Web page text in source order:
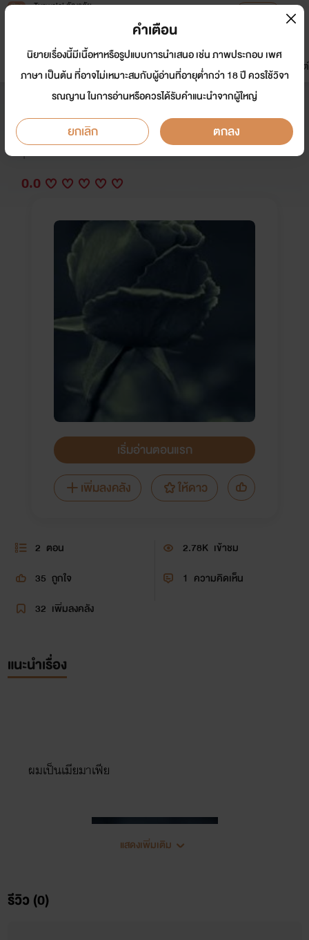
Tunwalai ธัญวลัย
หน้าแรก นิยาย อีบุ๊ก การ์ตูน
มาใหม่
ดรีมแชท ธัญลิสต์
ผมเป็นเมียมาเฟีย
นักเขียน: แสงรวี
Y
0.0
เริ่มอ่านตอนแรก
เพิ่มลงคลัง
ให้ดาว
2 ตอน 2.78K เข้าชม
35 ถูกใจ 1 ความคิดเห็น
32 เพิ่มลงคลัง
แนะนำเรื่อง
ผมเป็นเมียมาเฟีย
แสดงเพิ่มเติม
รีวิว (0)
คำเตือน
นิยายเรื่องนี้มีเนื้อหาหรือรูปแบบการนำเสนอ เช่น ภาพประกอบ เพศ
ภาษา เป็นต้น ที่อาจไม่เหมาะสมกับผู้อ่านที่อายุต่ำกว่า 18 ปี ควรใช้วิจา
รณญาน ในการอ่านหรือควรได้รับคำแนะนำจากผู้ใหญ่
ยกเลิก ตกลง